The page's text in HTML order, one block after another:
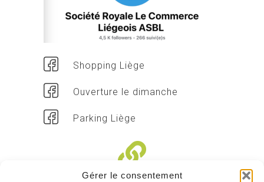
Gérer le consentement
Shopping Liège
Ouverture le dimanche
Parking Liège